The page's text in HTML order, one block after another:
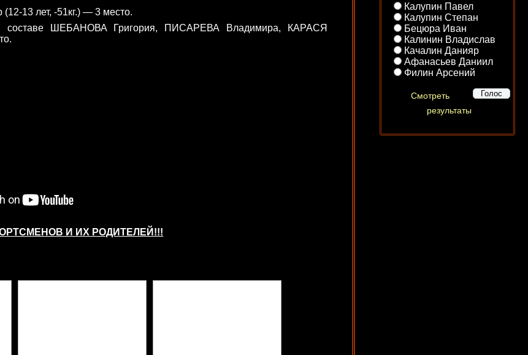
13 лет, -51кг.) — 3 место.
составе ШЕБАНОВА Григория, ПИСАРЕВА Владимира, КАРАСЯ
И ИХ РОДИТЕЛЕЙ!!!
Калупин Павел
Калупин Степан
Бецюра Иван
Калинин Владислав
Качалин Данияр
Афанасьев Даниил
Филин Арсений
Смотреть
результаты